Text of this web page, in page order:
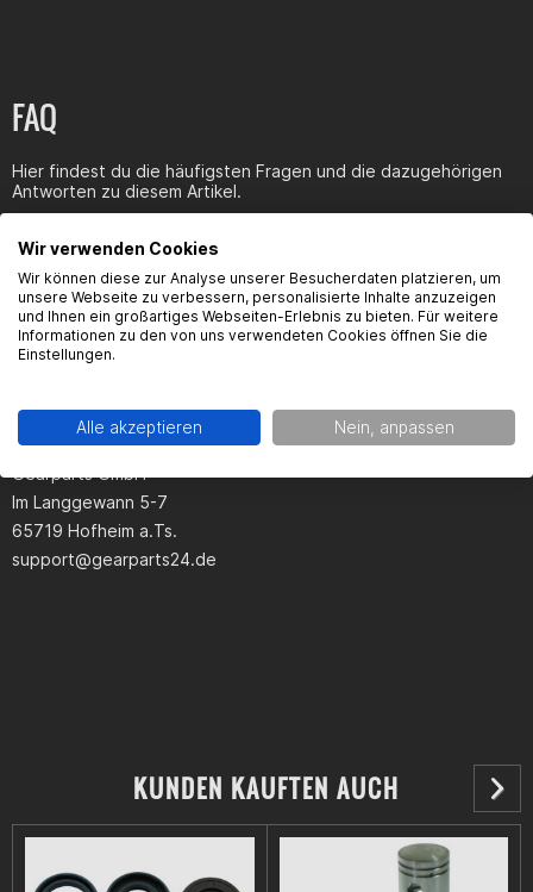
FAQ
Hier findest du die häufigsten Fragen und die dazugehörigen
Antworten zu diesem Artikel.
Produktsicherheit
Hersteller:
Gearparts GmbH
Im Langgewann 5-7
65719 Hofheim a.Ts.
support@gearparts24.de
KUNDEN KAUFTEN AUCH
Wir verwenden Cookies
Wir können diese zur Analyse unserer Besucherdaten platzieren, um
unsere Webseite zu verbessern, personalisierte Inhalte anzuzeigen
und Ihnen ein großartiges Webseiten-Erlebnis zu bieten. Für weitere
Informationen zu den von uns verwendeten Cookies öffnen Sie die
Einstellungen.
Alle akzeptieren Nein, anpassen